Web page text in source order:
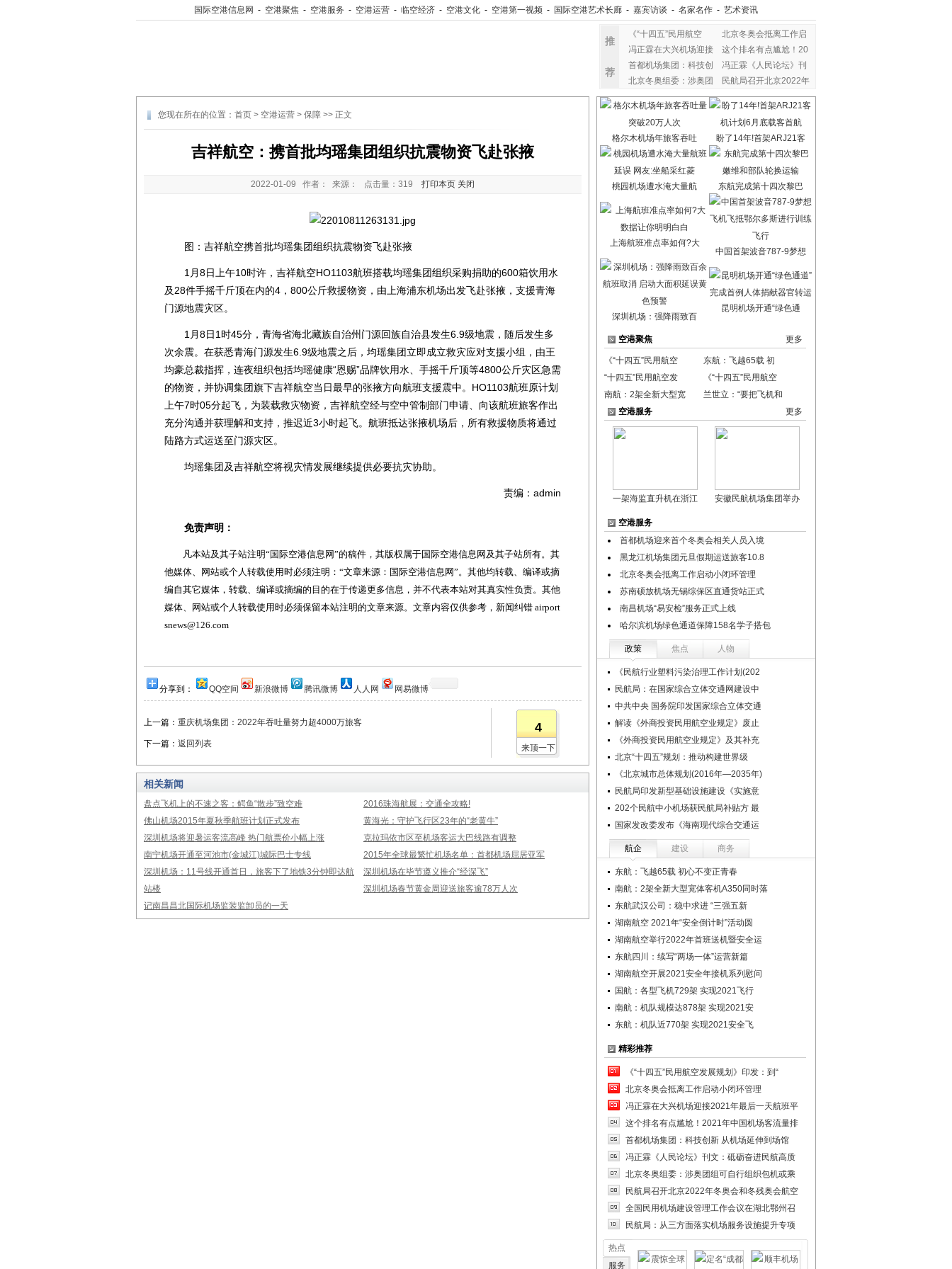
国际空港信息网 - 空港聚焦 - 空港服务 - 空港运营 - 临空经济 - 空港文化 - 空港第一视频 - 国际空港艺术长廊 - 嘉宾访谈 - 名家名作 - 艺术资讯
推
荐
《“十四五”民用航空
北京冬奥会抵离工作启
冯正霖在大兴机场迎接
这个排名有点尴尬！20
首都机场集团：科技创
冯正霖《人民论坛》刊
北京冬奥组委：涉奥团
民航局召开北京2022年
您现在所在的位置： 首页 > 空港运营 > 保障 >> 正文
吉祥航空：携首批均瑶集团组织抗震物资飞赴张掖
2022-01-09 作者： 来源： 点击量： 319 打印本页 关闭
图：吉祥航空携首批均瑶集团组织抗震物资飞赴张掖
1月8日上午10时许，吉祥航空HO1103航班搭载均瑶集团组织采购捐助的600箱饮用水
及28件手摇千斤顶在内的4，800公斤救援物资，由上海浦东机场出发飞赴张掖，支援青海
门源地震灾区。
1月8日1时45分，青海省海北藏族自治州门源回族自治县发生6.9级地震，随后发生多
次余震。在获悉青海门源发生6.9级地震之后，均瑶集团立即成立救灾应对支援小组，由王
均豪总裁指挥，连夜组织包括均瑶健康“恩赐”品牌饮用水、手摇千斤顶等4800公斤灾区急需
的物资，并协调集团旗下吉祥航空当日最早的张掖方向航班支援震中。HO1103航班原计划
上午7时05分起飞，为装载救灾物资，吉祥航空经与空中管制部门申请、向该航班旅客作出
充分沟通并获理解和支持，推迟近3小时起飞。航班抵达张掖机场后，所有救援物质将通过
陆路方式运送至门源灾区。
均瑶集团及吉祥航空将视灾情发展继续提供必要抗灾协助。
责编：admin
免责声明：
凡本站及其子站注明“国际空港信息网”的稿件，其版权属于国际空港信息网及其子站所有。其
他媒体、网站或个人转载使用时必须注明：“文章来源：国际空港信息网”。其他均转载、编译或摘
编自其它媒体，转载、编译或摘编的目的在于传递更多信息，并不代表本站对其真实性负责。其他
媒体、网站或个人转载使用时必须保留本站注明的文章来源。文章内容仅供参考，新闻纠错 airport
snews@126.com
分享到： QQ空间 新浪微博 腾讯微博 人人网 网易微博
上一篇： 重庆机场集团：2022年吞吐量努力超4000万旅客
下一篇： 返回列表
4
来顶一下
相关新闻
盘点飞机上的不速之客：鳄鱼“散步”致空难
2016珠海航展：交通全攻略!
佛山机场2015年夏秋季航班计划正式发布
黄海光：守护飞行区23年的“老黄牛”
深圳机场将迎暑运客流高峰 热门航票价小幅上涨
克拉玛依市区至机场客运大巴线路有调整
南宁机场开通至河池市(金城江)城际巴士专线
2015年全球最繁忙机场名单：首都机场屈居亚军
深圳机场：11号线开通首日，旅客下了地铁3分钟即达航
站楼
深圳机场在毕节遵义推介“经深飞”
深圳机场春节黄金周迎送旅客逾78万人次
记南昌昌北国际机场监装监卸员的一天
格尔木机场年旅客吞吐 盼了14年!首架ARJ21客
桃园机场遭水淹大量航 东航完成第十四次黎巴
上海航班准点率如何?大
中国首架波音787-9梦想
深圳机场：强降雨致百
昆明机场开通“绿色通
空港聚焦 更多
《“十四五”民用航空
东航：飞越65载 初
“十四五”民用航空发
《“十四五”民用航空
南航：2架全新大型宽
兰世立：“要把飞机和
空港服务
更多
一架海监直升机在浙江 安徽民航机场集团举办
空港服务
首都机场迎来首个冬奥会相关人员入境
黑龙江机场集团元旦假期运送旅客10.8
北京冬奥会抵离工作启动小闭环管理
苏南硕放机场无锡综保区直通货站正式
南昌机场“易安检”服务正式上线
哈尔滨机场绿色通道保障158名学子搭包
政策 焦点 人物
《民航行业塑料污染治理工作计划(202
民航局：在国家综合立体交通网建设中
中共中央 国务院印发国家综合立体交通
解读《外商投资民用航空业规定》废止
《外商投资民用航空业规定》及其补充
北京“十四五”规划：推动构建世界级
《北京城市总体规划(2016年—2035年)
民航局印发新型基础设施建设《实施意
202个民航中小机场获民航局补贴方 最
国家发改委发布《海南现代综合交通运
航企 建设 商务
东航：飞越65载 初心不变正青春
南航：2架全新大型宽体客机A350同时落
东航武汉公司：稳中求进 “三强五新
湖南航空 2021年“安全倒计时”活动圆
湖南航空举行2022年首班送机暨安全运
东航四川：续写“两场一体”运营新篇
湖南航空开展2021安全年接机系列慰问
国航：各型飞机729架 实现2021飞行
南航：机队规模达878架 实现2021安
东航：机队近770架 实现2021安全飞
精彩推荐
《“十四五”民用航空发展规划》印发：到“
北京冬奥会抵离工作启动小闭环管理
冯正霖在大兴机场迎接2021年最后一天航班平
这个排名有点尴尬！2021年中国机场客流量排
首都机场集团：科技创新 从机场延伸到场馆
冯正霖《人民论坛》刊文：砥砺奋进民航高质
北京冬奥组委：涉奥团组可自行组织包机或乘
民航局召开北京2022年冬奥会和冬残奥会航空
全国民用机场建设管理工作会议在湖北鄂州召
民航局：从三方面落实机场服务设施提升专项
热点
服务